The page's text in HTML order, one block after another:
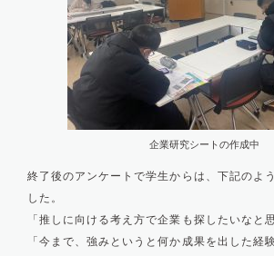
企業研究シートの作成中
終了後のアンケートで学生からは、下記のよ
した。
「推しに向ける考え方で企業も探したいなと
「今まで、強みというと何か成果を出した経